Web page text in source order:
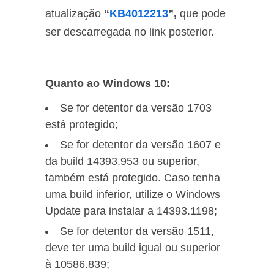
atualização “KB4012213”, que pode
ser descarregada no link posterior.
Quanto ao Windows 10:
Se for detentor da versão 1703
está protegido;
Se for detentor da versão 1607 e
da build 14393.953 ou superior,
também está protegido. Caso tenha
uma build inferior, utilize o Windows
Update para instalar a 14393.1198;
Se for detentor da versão 1511,
deve ter uma build igual ou superior
à 10586.839;